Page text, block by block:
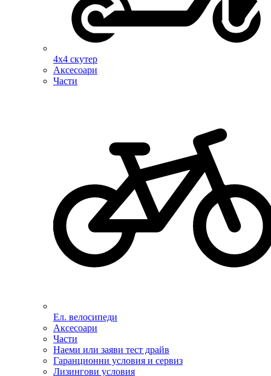
4х4 скутер
Аксесоари
Части
Ел. велосипеди
Аксесоари
Части
Наеми или заяви тест драйв
Гаранционни условия и сервиз
Лизингови условия